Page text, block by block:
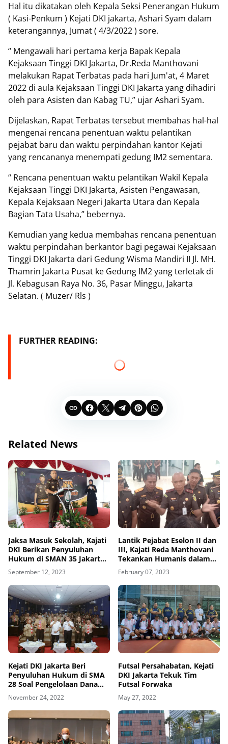
Hal itu dikatakan oleh Kepala Seksi Penerangan Hukum
( Kasi-Penkum ) Kejati DKI jakarta, Ashari Syam dalam
keterangannya, Jumat ( 4/3/2022 ) sore.
“ Mengawali hari pertama kerja Bapak Kepala
Kejaksaan Tinggi DKI Jakarta, Dr.Reda Manthovani
melakukan Rapat Terbatas pada hari Jum'at, 4 Maret
2022 di aula Kejaksaan Tinggi DKI Jakarta yang dihadiri
oleh para Asisten dan Kabag TU,” ujar Ashari Syam.
Dijelaskan, Rapat Terbatas tersebut membahas hal-hal
mengenai rencana penentuan waktu pelantikan
pejabat baru dan waktu perpindahan kantor Kejati
yang rencananya menempati gedung IM2 sementara.
“ Rencana penentuan waktu pelantikan Wakil Kepala
Kejaksaan Tinggi DKI Jakarta, Asisten Pengawasan,
Kepala Kejaksaan Negeri Jakarta Utara dan Kepala
Bagian Tata Usaha,” bebernya.
Kemudian yang kedua membahas rencana penentuan
waktu perpindahan berkantor bagi pegawai Kejaksaan
Tinggi DKI Jakarta dari Gedung Wisma Mandiri II Jl. MH.
Thamrin Jakarta Pusat ke Gedung IM2 yang terletak di
Jl. Kebagusan Raya No. 36, Pasar Minggu, Jakarta
Selatan. ( Muzer/ Rls )
FURTHER READING:
Related News
Jaksa Masuk Sekolah, Kajati
DKI Berikan Penyuluhan
Hukum di SMAN 35 Jakarta
Soal UU-ITE
September 12, 2023
Lantik Pejabat Eselon II dan
III, Kajati Reda Manthovani
Tekankan Humanis dalam
Penangana Perkara
February 07, 2023
Kejati DKI Jakarta Beri
Penyuluhan Hukum di SMA
28 Soal Pengelolaan Dana
BOS
November 24, 2022
Futsal Persahabatan, Kejati
DKI Jakarta Tekuk Tim
Futsal Forwaka
May 27, 2022